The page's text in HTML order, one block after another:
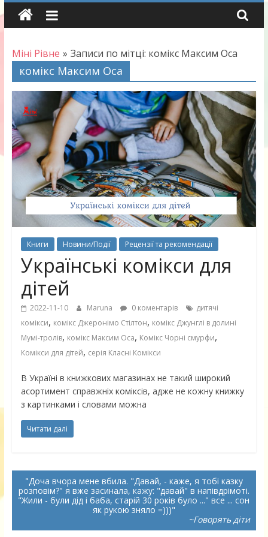
Skip
Міні Рівне » Записи по мітці: комікс Максим Оса
комікс Максим Оса
Книги Новини/Події Рецензії та рекомендації
Українські комікси для
дітей
2022-11-10 Maruna 0 коментарів
дитячі
комікси, комікс Джеронімо Стілтон, комікс Джунглі в долині
Мумі-тролів, комікс Максим Оса, Комікс Чорні смурфи,
Комікси для дітей, серія Класні Комікси
В Україні в книжкових магазинах не такий широкий
асортимент справжніх коміксів, адже не кожну книжку
з картинками і словами можна
Читати далі
Доча вчора мене вбила. "Давай, - каже, я тобі казку
розповім?" я вже засинала, кажу: "давай" в напівдрімоті.
"Жили - були дід і баба, старій 30 років було ..." все ... сон
як рукою зняло =)))
~Говорять діти